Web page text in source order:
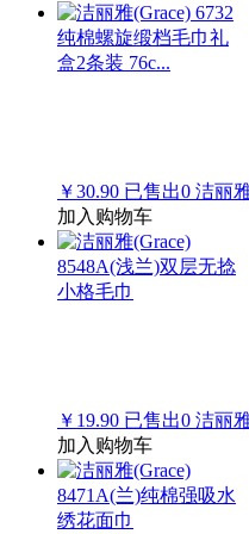
￥30.90 已售出0 洁丽
加入购物车
￥19.90 已售出0 洁丽
加入购物车